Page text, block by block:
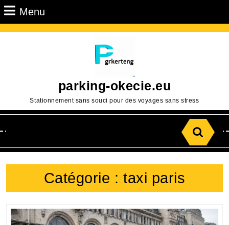
Passer
au
Menu
parking-okecie.eu
Stationnement sans souci pour des voyages sans stress
for:
Catégorie : taxi paris